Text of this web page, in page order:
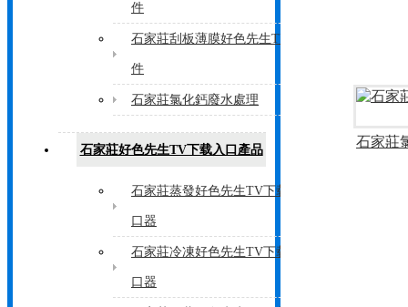
件
石家莊刮板薄膜好色先生TV软
件
石家莊氯化鈣廢水處理
石家莊好色先生TV下载入口產品
石家莊蒸發好色先生TV下载入
口器
石家莊冷凍好色先生TV下载入
口器
石家莊